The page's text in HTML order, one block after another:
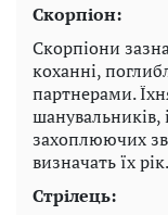
Скорпіон:
Скорпіони
коханні,
партнерами.
шанувальників,
захоплюючих
визначать їх рік.
Стрілець: